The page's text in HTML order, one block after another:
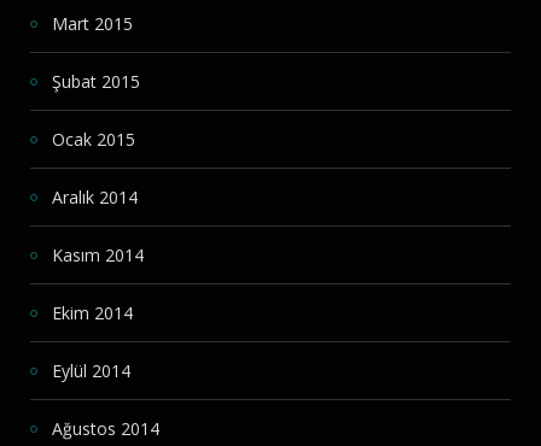
Mart 2015
Şubat 2015
Ocak 2015
Aralık 2014
Kasım 2014
Ekim 2014
Eylül 2014
Ağustos 2014